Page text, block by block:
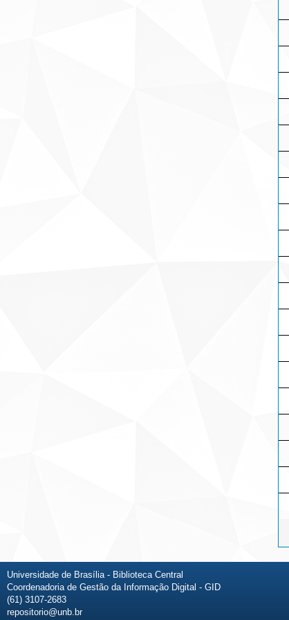
Universidade de Brasília - Biblioteca Central
Coordenadoria de Gestão da Informação Digital - GID
(61) 3107-2683
repositorio@unb.br